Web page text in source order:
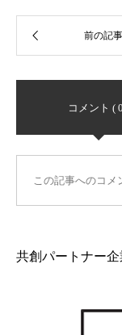
コメント (
この記事へのコメ
共創パートナー企